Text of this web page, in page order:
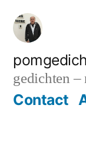
naar
inhoud
gedichten
Contact